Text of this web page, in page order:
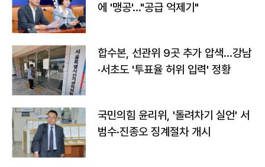
에 '맹공'…"공급 억제기"
합수본, 선관위 9곳 추가 압색…강남
·서초도 '투표율 허위 입력' 정황
국민의힘 윤리위, '돌려차기 실언' 서
범수·진종오 징계절차 개시